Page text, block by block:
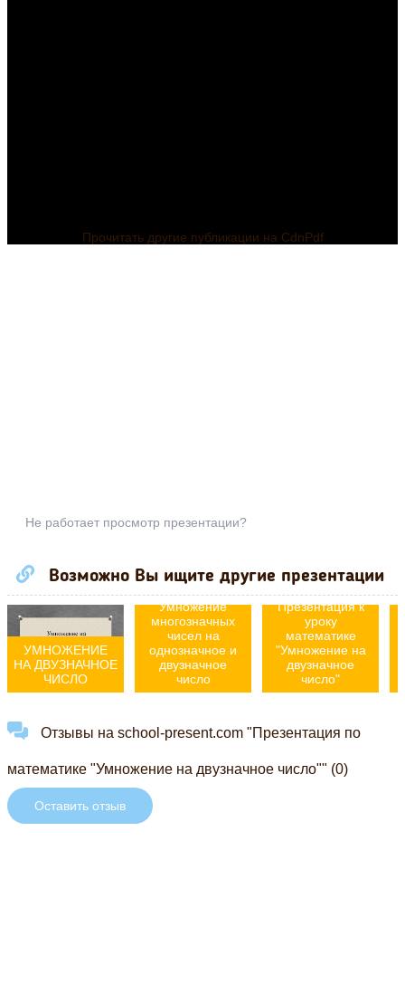
Прочитать другие публикации на CdnPdf
Не работает просмотр презентации?
Возможно Вы ищите другие презентации
УМНОЖЕНИЕ
НА ДВУЗНАЧНОЕ
ЧИСЛО
Умножение
многозначных
чисел на
однозначное и
двузначное
число
Презентация к
уроку
математике
"Умножение на
двузначное
число"
Отзывы на school-present.com "Презентация по
математике "Умножение на двузначное число"" (0)
Оставить отзыв